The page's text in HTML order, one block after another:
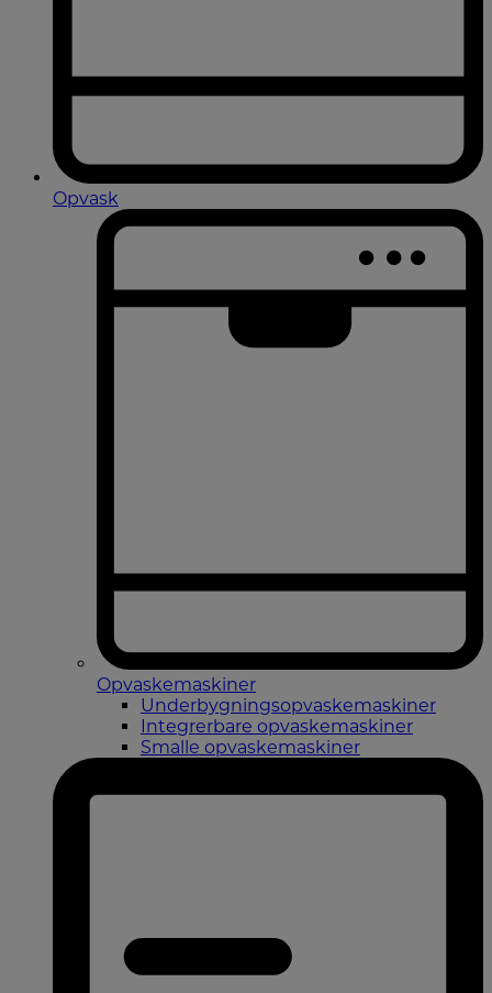
Opvask
Opvaskemaskiner
Underbygningsopvaskemaskiner
Integrerbare opvaskemaskiner
Smalle opvaskemaskiner